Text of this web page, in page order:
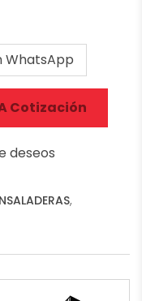
Cotización
WhatsApp
deseos
,